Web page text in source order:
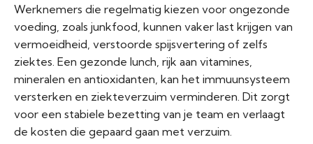
Werknemers die regelmatig kiezen voor ongezonde
voeding, zoals junkfood, kunnen vaker last krijgen van
vermoeidheid, verstoorde spijsvertering of zelfs
ziektes. Een gezonde lunch, rijk aan vitamines,
mineralen en antioxidanten, kan het immuunsysteem
versterken en ziekteverzuim verminderen. Dit zorgt
voor een stabiele bezetting van je team en verlaagt
de kosten die gepaard gaan met verzuim.